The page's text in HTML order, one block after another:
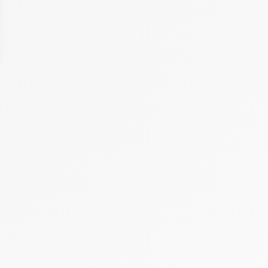
de confidentialité, en garantissant la conformité avec